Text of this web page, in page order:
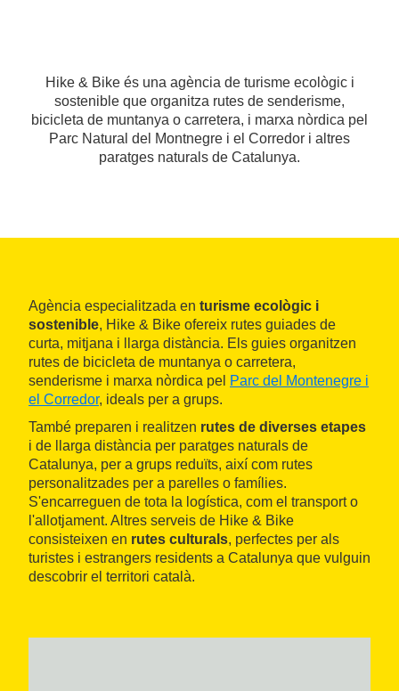
Hike & Bike és una agència de turisme ecològic i
sostenible que organitza rutes de senderisme,
bicicleta de muntanya o carretera, i marxa nòrdica pel
Parc Natural del Montnegre i el Corredor i altres
paratges naturals de Catalunya.
Agència especialitzada en turisme ecològic i
sostenible, Hike & Bike ofereix rutes guiades de
curta, mitjana i llarga distància. Els guies organitzen
rutes de bicicleta de muntanya o carretera,
senderisme i marxa nòrdica pel Parc del Montenegre i
el Corredor, ideals per a grups.
També preparen i realitzen rutes de diverses etapes
i de llarga distància per paratges naturals de
Catalunya, per a grups reduïts, així com rutes
personalitzades per a parelles o famílies.
S'encarreguen de tota la logística, com el transport o
l'allotjament. Altres serveis de Hike & Bike
consisteixen en rutes culturals, perfectes per als
turistes i estrangers residents a Catalunya que vulguin
descobrir el territori català.